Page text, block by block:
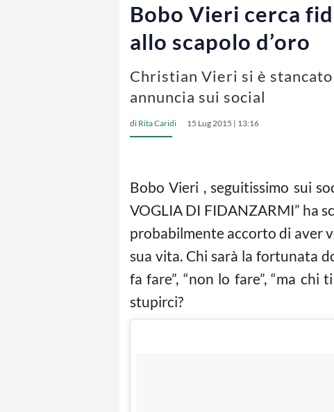
Bobo Vieri cerca
allo scapolo d’oro
Christian Vieri si è
annuncia sui social
di Rita Caridi 15 Lug 2015 | 13:16
Bobo Vieri , seguitissimo sui
VOGLIA DI FIDANZARMI” ha
probabilmente accorto di aver
sua vita. Chi sarà la fortunata
fa fare”, “non lo fare”, “ma
stupirci?